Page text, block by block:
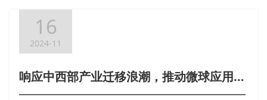
16
2024-11
响应中西部产业迁移浪潮，推动微球应用下游产业集群-重庆市市委常委罗蔺一行至北京考察中科海锐